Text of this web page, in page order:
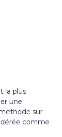
la plus
une
sur
comme